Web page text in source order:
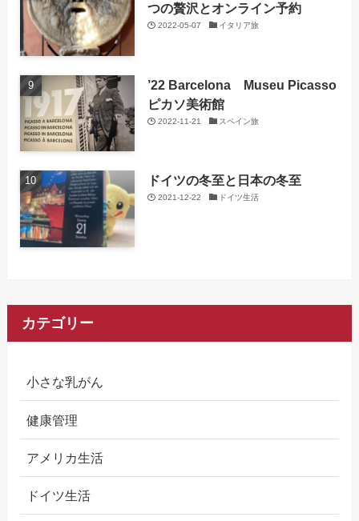
つの贅沢とオンライン予約
2022-05-07 イタリア旅
’22 Barcelona Museu Picasso
ピカソ美術館
2022-11-21 スペイン旅
ドイツの冬至と日本の冬至
2021-12-22 ドイツ生活
カテゴリー
小さな乳がん
健康管理
アメリカ生活
ドイツ生活